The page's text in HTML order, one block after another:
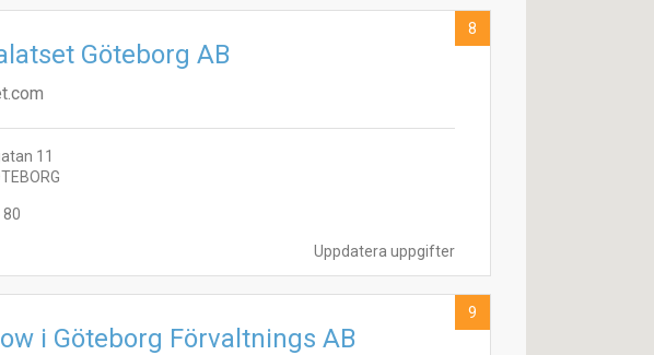
Uppdatera uppgifter
Göteborg AB
11
80
8
i Göteborg Förvaltnings AB
9